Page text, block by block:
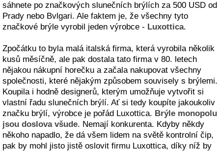
sáhnete po značkových slunečních brýlích za 500 USD od
Prady nebo Bvlgari. Ale faktem je, že všechny tyto
značkové brýle vyrobil jeden výrobce - Luxottica.
Zpočátku to byla malá italská firma, která vyrobila několik
kusů měsíčně, ale pak dostala tato firma v 80. letech
nějakou nákupní horečku a začala nakupovat všechny
společnosti, které nějakým způsobem souvisely s brýlemi.
Koupila i hodně designerů, kterým umožňuje vytvořit si
vlastní řadu slunečních brýlí. Ať si tedy koupíte jakoukoliv
značku brýlí, výrobce je pořád Luxottica. Brýle monopolu
jsou doslova všude. Nemají konkurenta. Kdyby někdy
někoho napadlo, že dá všem lidem na světě kontrolní čip,
pak by mohl jisto jistě oslovit firmu Luxottica, díky níž by